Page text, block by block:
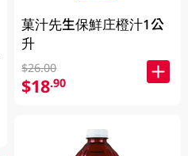
菓汁先生保鮮庄橙汁1公
升
$26.00
$18.90